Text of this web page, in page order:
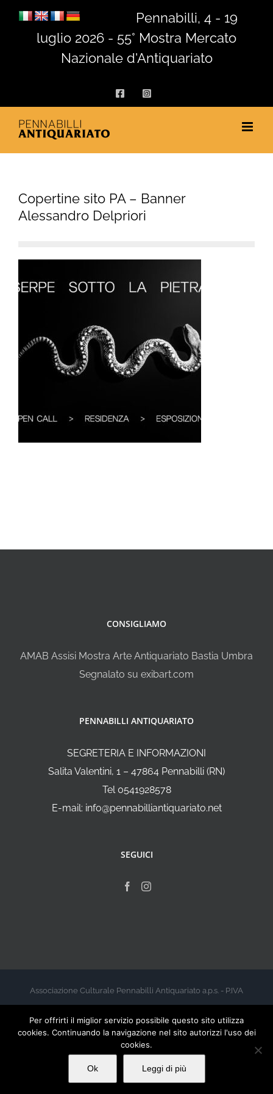
Salta
contenuto
Pennabilli, 4 - 19
luglio 2026 - 55° Mostra Mercato
Nazionale d'Antiquariato
FacebookInstagram
Copertine sito PA – Banner
Alessandro Delpriori
CONSIGLIAMO
AMAB Assisi Mostra Arte Antiquariato Bastia Umbra
Segnalato su exibart.com
PENNABILLI ANTIQUARIATO
SEGRETERIA E INFORMAZIONI
Salita Valentini, 1 – 47864 Pennabilli (RN)
Tel 0541928578
E-mail: info@pennabilliantiquariato.net
SEGUICI
Associazione Culturale Pennabilli Antiquariato a.p.s. - P.IVA
Per offrirti il miglior servizio possibile questo sito utilizza
cookies. Continuando la navigazione nel sito autorizzi l'uso dei
cookies.
Ok Leggi di più